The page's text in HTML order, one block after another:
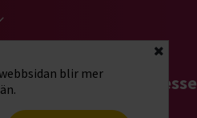
blir mer
Stäng
startsidaHitta intresse